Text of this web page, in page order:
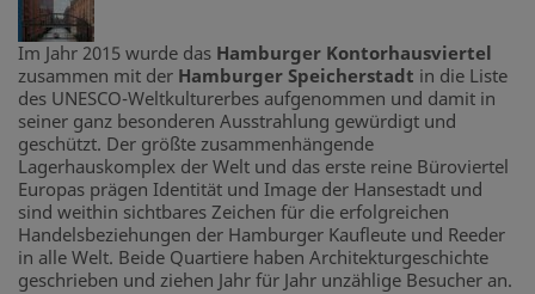
Im Jahr 2015 wurde das Hamburger Kontorhausviertel
zusammen mit der Hamburger Speicherstadt in die Liste
des UNESCO-Weltkulturerbes aufgenommen und damit in
seiner ganz besonderen Ausstrahlung gewürdigt und
geschützt. Der größte zusammenhängende
Lagerhauskomplex der Welt und das erste reine Büroviertel
Europas prägen Identität und Image der Hansestadt und
sind weithin sichtbares Zeichen für die erfolgreichen
Handelsbeziehungen der Hamburger Kaufleute und Reeder
in alle Welt. Beide Quartiere haben Architekturgeschichte
geschrieben und ziehen Jahr für Jahr unzählige Besucher an.